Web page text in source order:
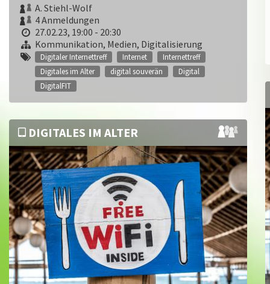
A. Stiehl-Wolf
4 Anmeldungen
27.02.23, 19:00 - 20:30
Kommunikation, Medien, Digitalisierung
Digitaler Internettreff Internet
Internettreff
Digitales im Alter
digital souverän
Digital
DigitalFIT
DIGITALES IM ALTER